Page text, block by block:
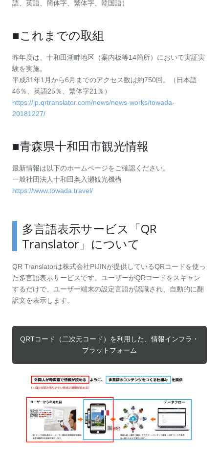
語、英語、簡体字、繁体字、韓国語）
■これまでの取組
昨年度は、十和田湖畔地区（案内板等14箇所）において実証実
験を実施。
平成31年1月から6月までのアクセス数は約750回。（日本語
46％、英語25％、繁体字21％）
https://jp.qrtranslator.com/news/news-works/towada-
20181227/
■青森県十和田市観光情報
最新情報は以下のホームページをご確認ください。
一般社団法人十和田奥入瀬観光機構
https://www.towada.travel/
多言語表示サービス「QR
Translator」について
QR Translatorは株式会社PIJINが提供しているQRコードを使っ
た多言語表示サービスです。ユーザーがQRコードをスキャン
するだけで、ユーザー端末の設定言語が認識され、自動的に翻
訳文を表示します。
QRTコード（二次元コード）を利用した、情報インフラ・
プラットフォーム